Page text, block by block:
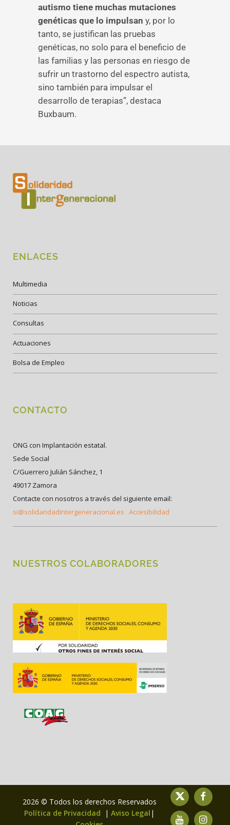
autismo tiene muchas mutaciones
genéticas que lo impulsan y, por lo
tanto, se justifican las pruebas
genéticas, no solo para el beneficio de
las familias y las personas en riesgo de
sufrir un trastorno del espectro autista,
sino también para impulsar el
desarrollo de terapias”, destaca
Buxbaum.
ENLACES
Multimedia
Noticias
Consultas
Actuaciones
Bolsa de Empleo
CONTACTO
ONG con Implantación estatal.
Sede Social
C/Guerrero Julián Sánchez, 1
49017 Zamora
Contacte con nosotros a través del siguiente email:
si@solidaridadintergeneracional.es Accesibilidad
NUESTROS COLABORADORES
2026 © Todos los derechos Reservados
Política de Privacidad
| Aviso Legal |